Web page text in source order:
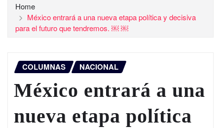
Home
México entrará a una nueva etapa política y decisiva
para el futuro que tendremos. ￼ ￼
COLUMNAS NACIONAL
México entrará a una
nueva etapa política